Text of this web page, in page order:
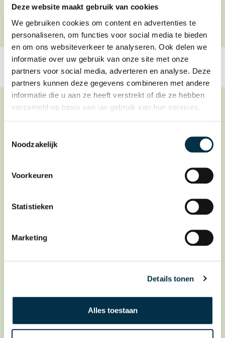
Deze website maakt gebruik van cookies
We gebruiken cookies om content en advertenties te
personaliseren, om functies voor social media te bieden
en om ons websiteverkeer te analyseren. Ook delen we
informatie over uw gebruik van onze site met onze
partners voor social media, adverteren en analyse. Deze
partners kunnen deze gegevens combineren met andere
informatie die u aan ze heeft verstrekt of die ze hebben
verzameld op basis van uw gebruik van hun services.
Noodzakelijk
Voorkeuren
Statistieken
Marketing
Details tonen
Alles toestaan
Homogeen gemalen
Bami goreng
Gebakken vis
Gepaneerd vlees
Koolsoorten met saus